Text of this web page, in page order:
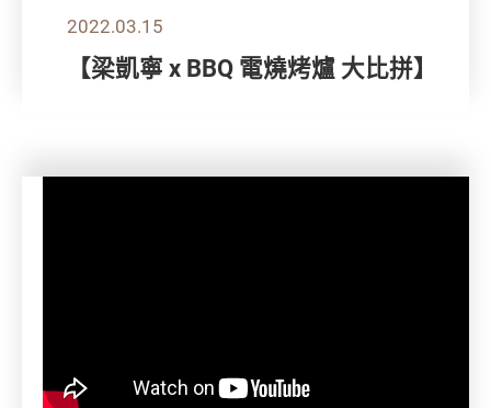
2022.03.15
【梁凱寧 x BBQ 電燒烤爐 大比拼】